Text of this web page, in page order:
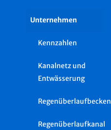
Unternehmen
Kennzahlen
Kanalnetz und
Entwässerung
Regenüberlaufbecken
Regenüberlaufkanal